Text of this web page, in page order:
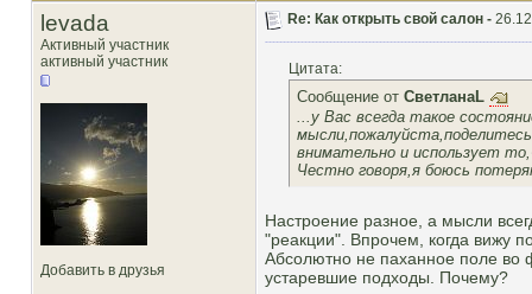
levada
Активный участник
активный участник
Добавить в друзья
Re: Как открыть свой салон -
Цитата:
Сообщение от СветланаL
...у Вас всегда такое
внимательно и использует
Честно говоря,я боюсь
Настроение разное, а мысли
"реакции". Впрочем, когда вижу
Абсолютно не паханное поле во
устаревшие подходы. Почему?